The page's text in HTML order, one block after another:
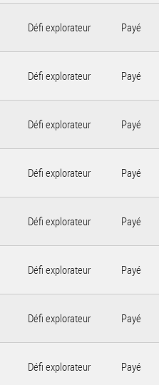
Défi explorateur Payé
Défi explorateur Payé
Défi explorateur Payé
Défi explorateur Payé
Défi explorateur Payé
Défi explorateur Payé
Défi explorateur Payé
Défi explorateur Payé